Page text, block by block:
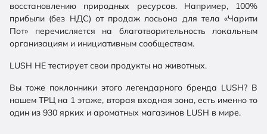
восстановлению природных ресурсов. Например, 100%
прибыли (без НДС) от продаж лосьона для тела «Чарити
Пот» перечисляется на благотворительность локальным
организациям и инициативным сообществам.
LUSH НЕ тестирует свои продукты на животных.
Вы тоже поклонники этого легендарного бренда LUSH? В
нашем ТРЦ на 1 этаже, вторая входная зона, есть именно то
один из 930 ярких и ароматных магазинов LUSH в мире.